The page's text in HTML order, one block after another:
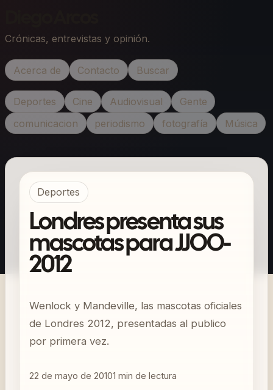
Crónicas, entrevistas y opinión.
Acerca de Contacto Buscar
Deportes Cine Audiovisual
Gente
comunicacion
periodismo fotografía Música
Deportes
Londres presenta sus
mascotas para JJOO-
2012
Wenlock y Mandeville, las mascotas oficiales
de Londres 2012, presentadas al publico
por primera vez.
22 de mayo de 20101 min de lectura